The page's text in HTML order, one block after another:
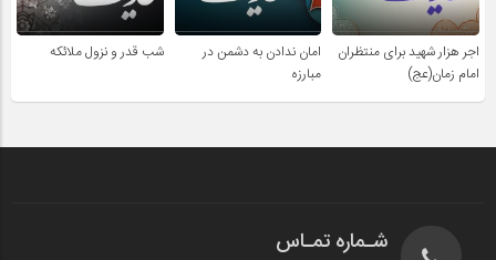
اجر هزار شهید برای منتظران
امام زمان(عج)
امان ندادن به دشمن در
مبارزه
شب قدر و نزول ملائکه
شـماره تمـاس